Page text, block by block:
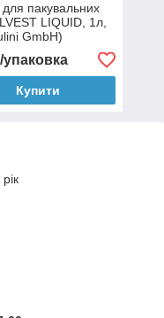
для пакувальних
LIQUID, 1л,
GmbH)
Купити